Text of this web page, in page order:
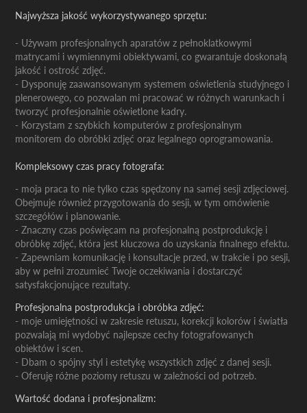
Najwyższa jakość wykorzystywanego sprzętu:
- Używam profesjonalnych aparatów z pełnoklatkowymi
matrycami i wymiennymi obiektywami, co gwarantuje doskonałą
jakość i ostrość zdjęć.
- Dysponuję zaawansowanym systemem oświetlenia studyjnego i
plenerowego, co pozwalan mi pracować w różnych warunkach i
tworzyć profesjonalnie oświetlone kadry.
- Korzystam z szybkich komputerów z profesjonalnym
monitorem do obróbki zdjęć oraz legalnego oprogramowania.
Kompleksowy czas pracy fotografa:
- moja praca to nie tylko czas spędzony na samej sesji zdjęciowej.
Obejmuje również przygotowania do sesji, w tym omówienie
szczegółów i planowanie.
- Znaczny czas poświęcam na profesjonalną postprodukcję i
obróbkę zdjęć, która jest kluczowa do uzyskania finalnego efektu.
- Zapewniam komunikację i konsultacje przed, w trakcie i po sesji,
aby w pełni zrozumieć Twoje oczekiwania i dostarczyć
satysfakcjonujące rezultaty.
Profesjonalna postprodukcja i obróbka zdjęć:
- moje umiejętności w zakresie retuszu, korekcji kolorów i światła
pozwalają mi wydobyć najlepsze cechy fotografowanych
obiektów i scen.
- Dbam o spójny styl i estetykę wszystkich zdjęć z danej sesji.
- Oferuję różne poziomy retuszu w zależności od potrzeb.
Wartość dodana i profesjonalizm: